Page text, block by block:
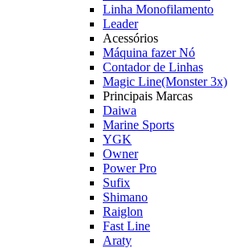
Linha Monofilamento
Leader
Acessórios
Máquina fazer Nó
Contador de Linhas
Magic Line(Monster 3x)
Principais Marcas
Daiwa
Marine Sports
YGK
Owner
Power Pro
Sufix
Shimano
Raiglon
Fast Line
Araty